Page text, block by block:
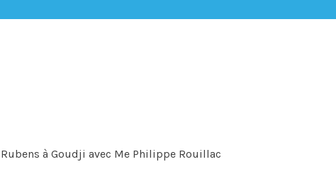
à Goudji avec Me Philippe Rouillac